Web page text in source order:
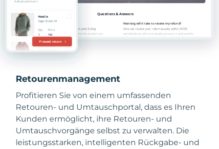
Retourenmanagement
Profitieren Sie von einem umfassenden
Retouren- und Umtauschportal, dass es Ihren
Kunden ermöglicht, ihre Retouren- und
Umtauschvorgänge selbst zu verwalten. Die
leistungsstarken, intelligenten Rückgabe- und